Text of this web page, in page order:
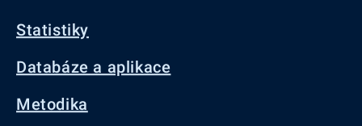
Statistiky
Databáze a aplikace
Metodika